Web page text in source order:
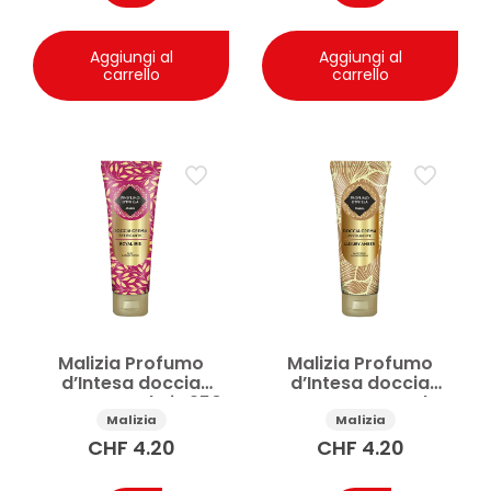
Aggiungi al
carrello
Aggiungi al
carrello
Malizia Profumo
d’Intesa doccia
crema Royal Iris 250
ml
Malizia
CHF 4.20
Malizia Profumo
d’Intesa doccia
crema Luxury Amber
250 ml
Malizia
CHF 4.20